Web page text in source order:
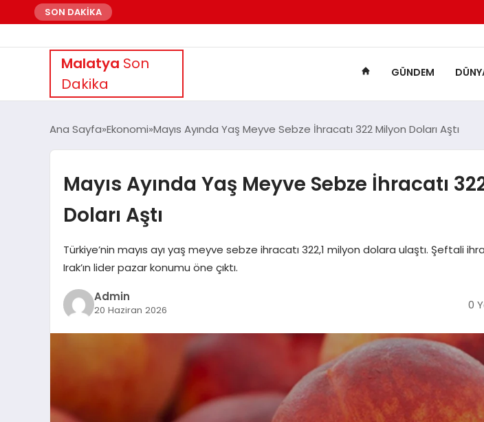
SON DAKİKA
Malatya Son
Dakika
GÜNDEM
Ana Sayfa Ekonomi Mayıs Ayında Yaş Meyve Sebze İhracatı 322 Milyon Doları Aştı
Mayıs Ayında Yaş Meyve Sebze İhracatı
Doları Aştı
Türkiye’nin mayıs ayı yaş meyve sebze ihracatı 322,1 milyon dolara ulaştı. Şeftali
Irak’ın lider pazar konumu öne çıktı.
Admin
20 Haziran 2026 0